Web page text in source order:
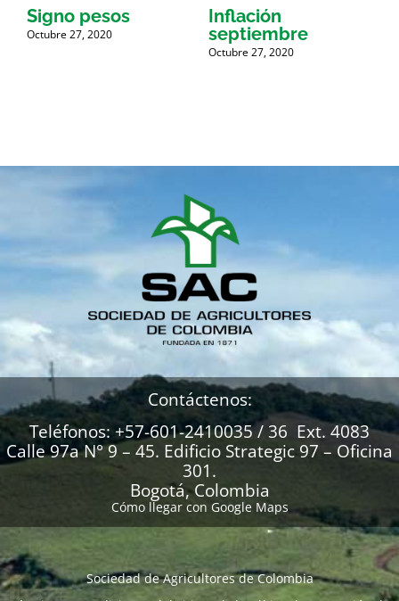
Signo pesos
Octubre 27, 2020
Inflación
septiembre
Octubre 27, 2020
Contáctenos:
Teléfonos: +57-601-2410035 / 36 Ext. 4083
Calle 97a N° 9 – 45. Edificio Strategic 97 – Oficina
301.
Bogotá, Colombia
Cómo llegar con Google Maps
Sociedad de Agricultores de Colombia